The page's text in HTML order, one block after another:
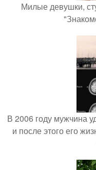
Милые девушки,
В 2006 году мужчина
и после этого его